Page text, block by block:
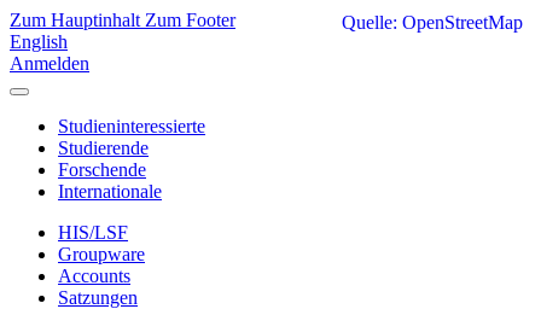
Zum Hauptinhalt Zum Footer
English
Anmelden
Studieninteressierte
Studierende
Forschende
Internationale
HIS/LSF
Groupware
Accounts
Satzungen
Quelle: OpenStreetMap